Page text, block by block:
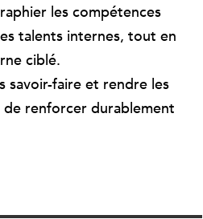
les compétences
talents internes, tout en
ciblé.
savoir-faire et rendre les
renforcer durablement